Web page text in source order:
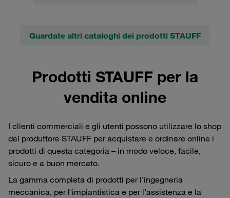
Guardate altri cataloghi dei prodotti STAUFF
Prodotti STAUFF per la
vendita online
I clienti commerciali e gli utenti possono utilizzare lo shop
del produttore STAUFF per acquistare e ordinare online i
prodotti di questa categoria – in modo veloce, facile,
sicuro e a buon mercato.
La gamma completa di prodotti per l’ingegneria
meccanica, per l'impiantistica e per l’assistenza e la